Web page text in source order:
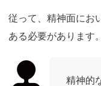
従って、精神面にお
ある必要があります。
精神的